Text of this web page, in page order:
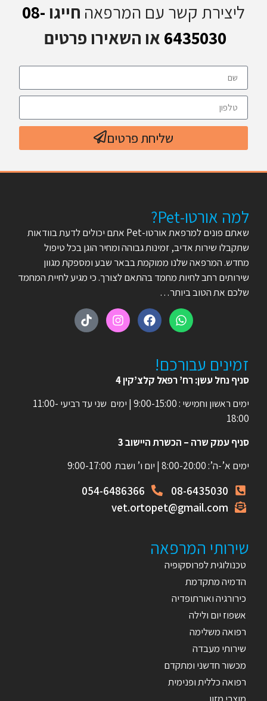
ליצירת קשר עם המרפאה חייגו 08-
6435030 או השאירו פרטים
שליחת פרטים
למה אורטו-Pet?
שאתם פונים למרפאת אורטו-Pet אתם יכולים לדעת בוודאות
שתקבלו שירות אדיב, זמינות גבוהה ומחיר הוגן בכל טיפול
מחדש. המרפאה שלנו ממוקמת בבאר שבע ומספקת מגוון
שירותים רחב לחיות מחמד בהתאם לצורך. כי מגיע לחיית המחמד
שלכם את הטוב ביותר…
זמינים עבורכם!
סניף נחל עשן: רח’ רפאל קלצ’קין 4
ימים ראשון וחמישי : 9:00-15:00 | ימים שני עד רביעי 11:00-
18:00
סניף עמק שרה – הכשרת היישוב 3
ימים א’-ה’: 8:00-20:00 | יום ו’ ושבת 9:00-17:00
08-6435030
054-6486366
vet.ortopet@gmail.com
שירותי המרפאה
טכנולוגית לפרוסקופיה
הדמיה מתקדמת
כירורגיה ואורתופדיה
אשפוז יום ולילה
רפואה משלימה
שירותי מעבדה
מכשור חדשני ומתקדם
רפואה כללית ופנימית
מוצרי מזון